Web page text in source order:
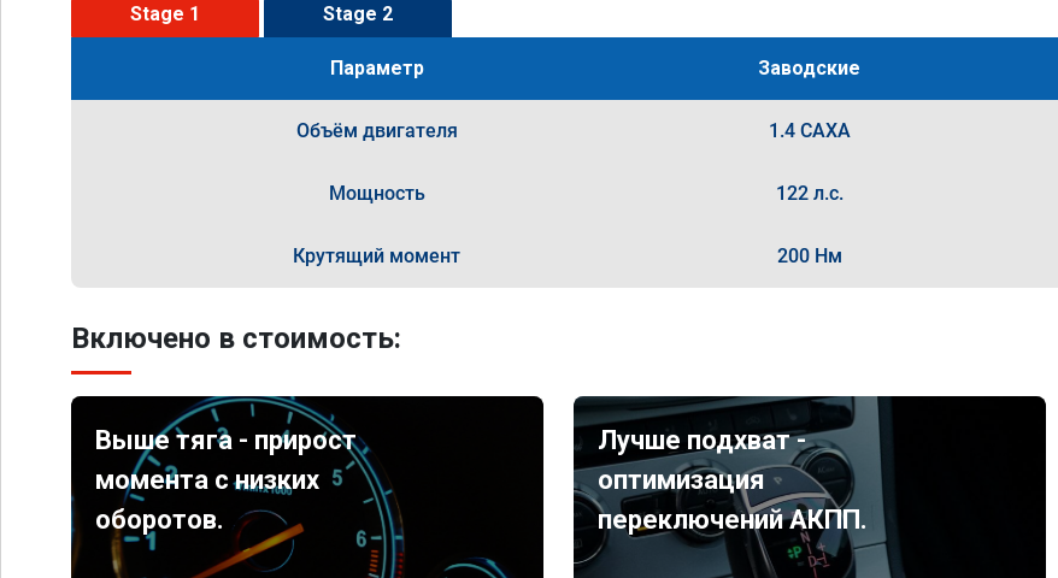
Stage 1 Stage 2
Параметр Заводские
Объём двигателя 1.4 CAXA
Мощность 122 л.с.
Крутящий момент 200 Нм
Включено в стоимость:
Выше тяга - прирост
момента с низких
оборотов.
Лучше подхват -
оптимизация
переключений АКПП.